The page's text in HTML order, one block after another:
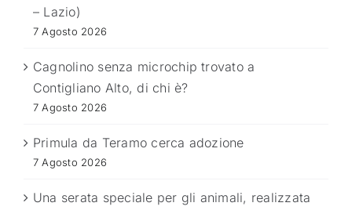
– Lazio)
7 Agosto 2026
Cagnolino senza microchip trovato a
Contigliano Alto, di chi è?
7 Agosto 2026
Primula da Teramo cerca adozione
7 Agosto 2026
Una serata speciale per gli animali, realizzata